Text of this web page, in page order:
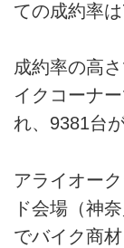
ての成約率は
成約率の高
イクコーナ
れ、9381台
アライオー
ド会場（神
でバイク商